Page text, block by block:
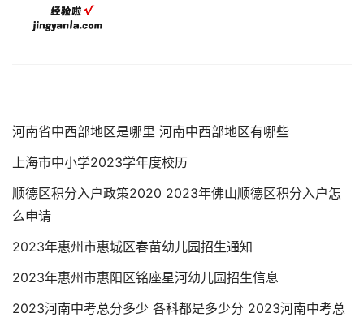
河南省中西部地区是哪里 河南中西部地区有哪些
上海市中小学2023学年度校历
顺德区积分入户政策2020 2023年佛山顺德区积分入户怎
么申请
2023年惠州市惠城区春苗幼儿园招生通知
2023年惠州市惠阳区铭座星河幼儿园招生信息
2023河南中考总分多少 各科都是多少分 2023河南中考总